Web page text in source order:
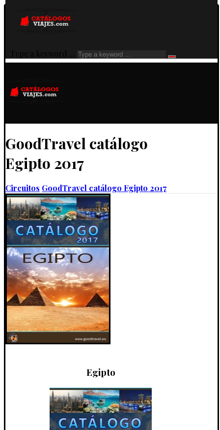
Type a keyword ...
GoodTravel catálogo
Egipto 2017
Circuitos GoodTravel catálogo Egipto 2017
Egipto